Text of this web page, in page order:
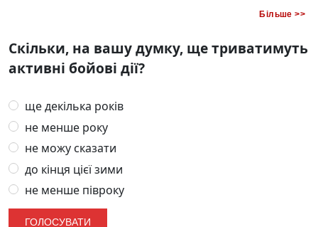
Більше >>
Скільки, на вашу думку, ще триватимуть
активні бойові дії?
ще декілька років
не менше року
не можу сказати
до кінця цієї зими
не менше півроку